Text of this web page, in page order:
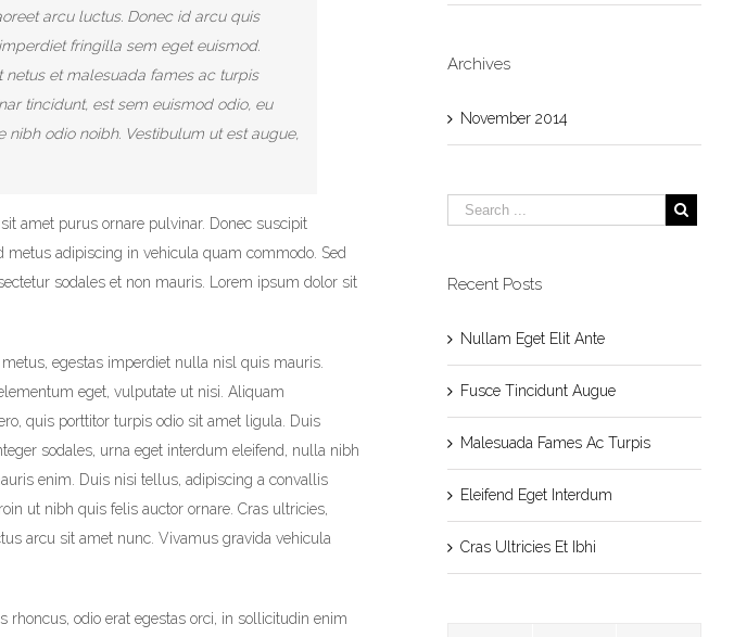
arcu luctus. Donec id arcu quis
fringilla sem eget euismod.
et malesuada fames ac turpis
tincidunt, est sem euismod odio, eu
odio noibh. Vestibulum ut est augue,
amet purus ornare pulvinar. Donec suscipit
adipiscing in vehicula quam commodo. Sed
sodales et non mauris. Lorem ipsum dolor sit
egestas imperdiet nulla nisl quis mauris.
eget, vulputate ut nisi. Aliquam
quis porttitor turpis odio sit amet ligula. Duis
sodales, urna eget interdum eleifend, nulla nibh
enim. Duis nisi tellus, adipiscing a convallis
ut nibh quis felis auctor ornare. Cras ultricies,
arcu sit amet nunc. Vivamus gravida vehicula
odio erat egestas orci, in sollicitudin enim
Archives
November 2014
Recent Posts
Nullam Eget Elit Ante
Fusce Tincidunt Augue
Malesuada Fames Ac Turpis
Eleifend Eget Interdum
Cras Ultricies Et Ibhi